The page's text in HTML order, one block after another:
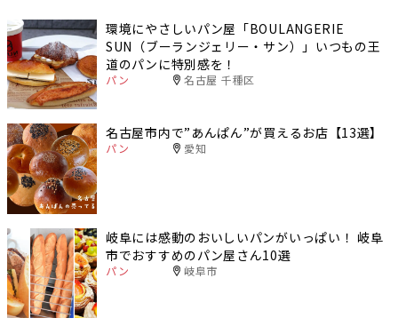
環境にやさしいパン屋「BOULANGERIE
SUN（ブーランジェリー・サン）」いつもの王
道のパンに特別感を！
パン 名古屋 千種区
名古屋市内で”あんぱん”が買えるお店【13選】
パン 愛知
岐阜には感動のおいしいパンがいっぱい！ 岐阜
市でおすすめのパン屋さん10選
パン 岐阜市